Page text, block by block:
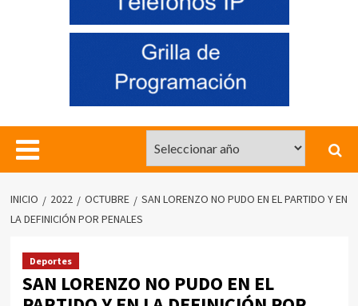
INICIO 2022 OCTUBRE
SAN LORENZO NO PUDO EN EL PARTIDO Y EN
LA DEFINICIÓN POR PENALES
Deportes
SAN LORENZO NO PUDO EN EL